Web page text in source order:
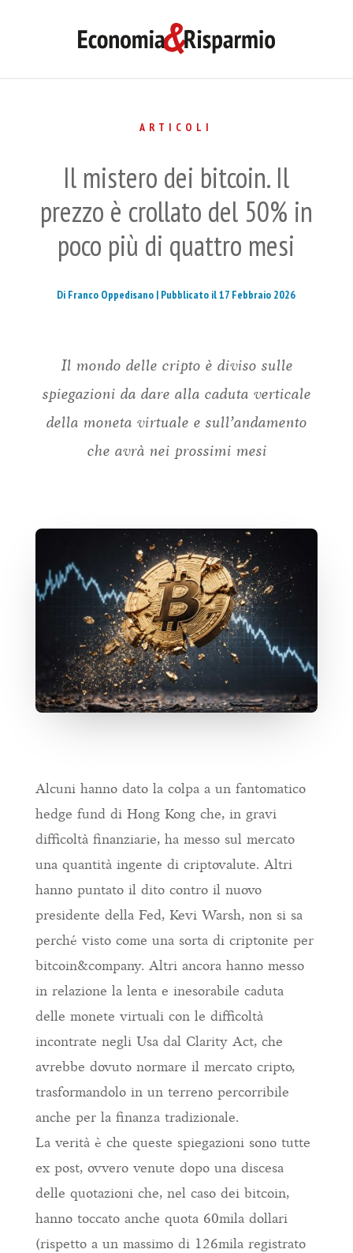
ARTICOLI
Il mistero dei bitcoin. Il
prezzo è crollato del 50% in
poco più di quattro mesi
Di Franco Oppedisano | Pubblicato il 17 Febbraio 2026
Il mondo delle cripto è diviso sulle
spiegazioni da dare alla caduta verticale
della moneta virtuale e sull’andamento
che avrà nei prossimi mesi
Alcuni hanno dato la colpa a un fantomatico
hedge fund di Hong Kong che, in gravi
difficoltà finanziarie, ha messo sul mercato
una quantità ingente di criptovalute. Altri
hanno puntato il dito contro il nuovo
presidente della Fed, Kevi Warsh, non si sa
perché visto come una sorta di criptonite per
bitcoin&company. Altri ancora hanno messo
in relazione la lenta e inesorabile caduta
delle monete virtuali con le difficoltà
incontrate negli Usa dal Clarity Act, che
avrebbe dovuto normare il mercato cripto,
trasformandolo in un terreno percorribile
anche per la finanza tradizionale.
La verità è che queste spiegazioni sono tutte
ex post, ovvero venute dopo una discesa
delle quotazioni che, nel caso dei bitcoin,
hanno toccato anche quota 60mila dollari
(rispetto a un massimo di 126mila registrato